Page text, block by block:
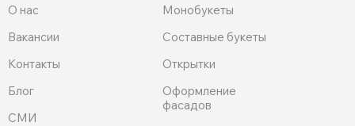
Вакансии
О нас
Блог
СМИ
Контакты
Оформление
фасадов
Монобукеты
Открытки
Составные букеты